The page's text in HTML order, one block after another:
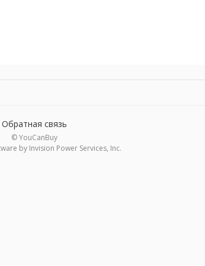
Обратная связь
© YouCanBuy
by Invision Power Services, Inc.